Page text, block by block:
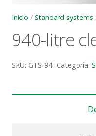
Inicio / Standard systems
940-litre
SKU: GTS-94 Categoría: